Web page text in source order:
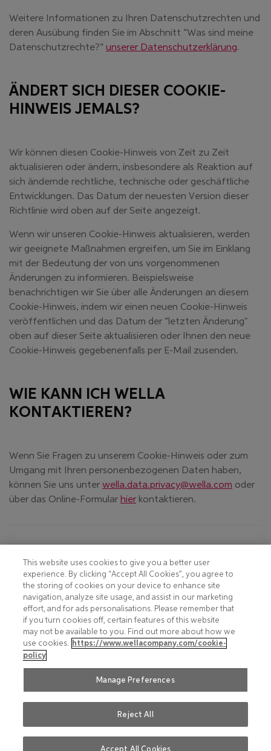
Weitere Informationen zu Ihren Datenschutzrechten und
deren Ausübung finden Sie im Abschnitt “Was sind meine
Datenschutzrechte?” unserer Datenschutzerklärung.
ÄNDERT SICH DIESER COOKIE-
HINWEIS JEMALS?
Wir können diesen Cookie-Hinweis von Zeit zu Zeit
aktualisieren oder ändern, insbesondere als Reaktion auf
sich ändernde rechtliche, technische oder geschäftliche
Entwicklungen. Das Datum der neuesten Version dieser
Richtlinie wird oben auf der Seite angezeigt.
Wenn wir unseren Cookie-Hinweis aktualisieren, werden
wir geeignete Maßnahmen ergreifen, um Sie im Einklang
mit der Bedeutung der von uns vorgenommenen
Änderungen zu informieren. Beispielsweise
benachrichtigen wir Sie über alle Änderungen an diesem
Cookie-Hinweis, indem wir einen neuen Cookie-Hinweis
veröffentlichen und das Datum der “letzten Änderung"
oben auf dieser Seite aktualisieren oder Ihnen den neue
Cookie-Hinweis gegebenenfalls per E-Mail zusenden.
WIE KANN ICH WELLA
KONTAKTIEREN?
Wenn Sie Fragen zu unserem Cookie-Hinweis oder zum
Umgang mit Ihren personenbezogenen Daten haben,
können Sie uns unter wella.data.privacy@wella.com oder
über das Online-Formular hier kontaktieren.
PRIVACY NOTICE
HOTLINE PRIVACY NOTICE
TERMS AND CONDITIONS
ACCEPTABLE USE POLICY
FAQ
COMPLIANCE
MOBILE T&C
CONSUMER HEALTH DATA
PRIVACY POLICY
PERSONAL INFORMATION
LinkedIn
(öffnet in neuem Fenster)
(öffnet in neuem Fenster)
© 2026 Wella International
Operations Switzerland Sàrl. All
This website uses cookies to give you a better user
experience. By clicking “Accept All Cookies”, you agree to
the storing of cookies on your device to enhance site
navigation, analyze site usage, and assist in our marketing
effort, and for ads personalisations. Please remember that
if you turn cookies off, certain features of this website
may not be available to you. Find out more about how we
use cookies. https://www.wellacompany.com/cookie-
policy
Manage Preferences
Reject All
Accept All Cookies